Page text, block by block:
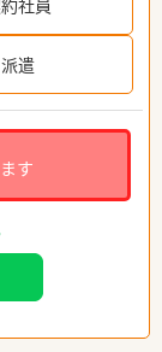
社員
派遣
す